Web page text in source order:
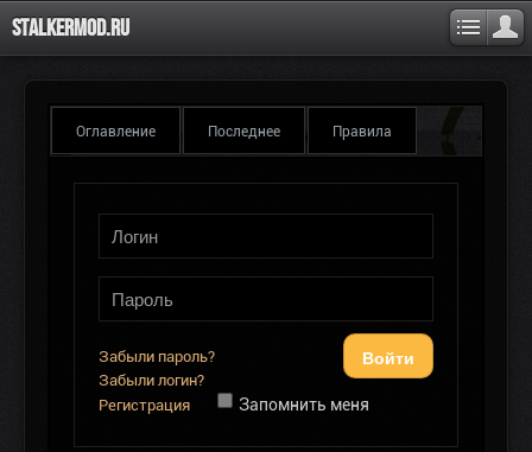
Stalkermod.ru
Оглавление Последнее Правила
Войти
Забыли пароль?
Забыли логин?
Регистрация
Запомнить меня